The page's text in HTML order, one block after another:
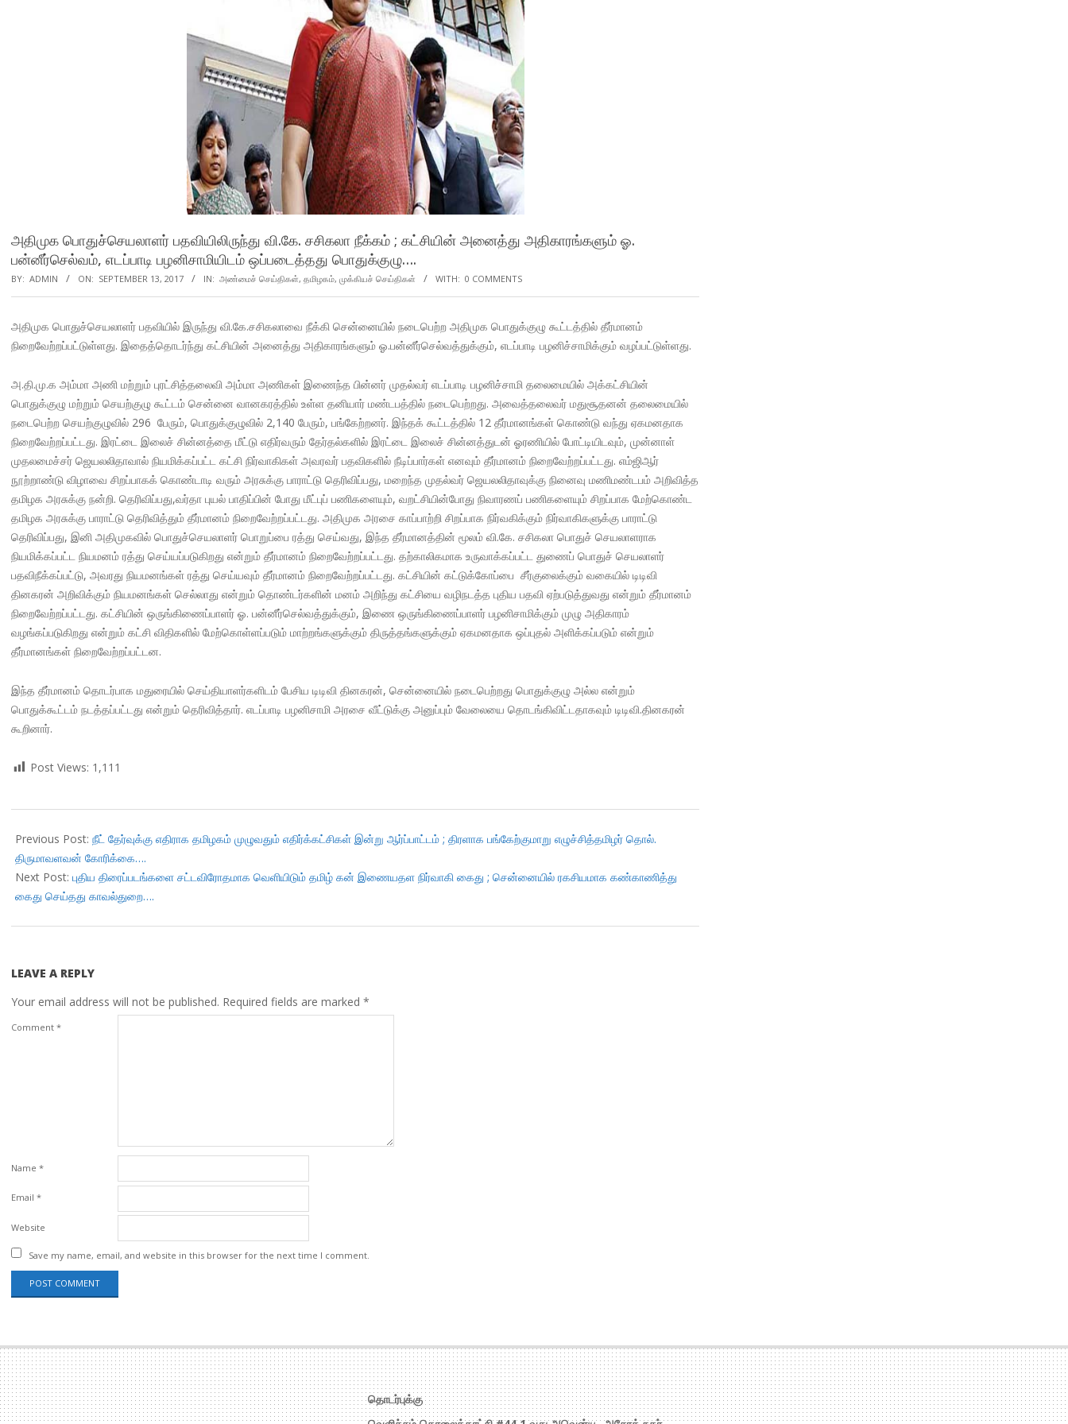
அதிமுக பொதுச்செயலாளர் பதவியிலிருந்து வி.கே. சசிகலா நீக்கம் ; கட்சியின் அனைத்து அதிகாரங்களும் ஓ.
பன்னீர்செல்வம், எடப்பாடி பழனிசாமியிடம் ஒப்படைத்தது பொதுக்குழு….
BY: ADMIN ON: SEPTEMBER 13, 2017 IN: அண்மைச் செய்திகள், தமிழகம், முக்கியச் செய்திகள் WITH: 0 COMMENTS
அதிமுக பொதுச்செயலாளர் பதவியில் இருந்து வி.கே.சசிகலாவை நீக்கி சென்னையில் நடைபெற்ற அதிமுக பொதுக்குழு கூட்டத்தில் தீர்மானம்
நிறைவேற்றப்பட்டுள்ளது. இதைத்தொடர்ந்து கட்சியின் அனைத்து அதிகாரங்களும் ஓ.பன்னீர்செல்வத்துக்கும், எடப்பாடி பழனிச்சாமிக்கும் வழப்பட்டுள்ளது.
அ.தி.மு.க அம்மா அணி மற்றும் புரட்சித்தலைவி அம்மா அணிகள் இணைந்த பின்னர் முதல்வர் எடப்பாடி பழனிச்சாமி தலைமையில் அக்கட்சியின்
பொதுக்குழு மற்றும் செயற்குழு கூட்டம் சென்னை வானகரத்தில் உள்ள தனியார் மண்டபத்தில் நடைபெற்றது. அவைத்தலைவர் மதுசூதனன் தலைமையில்
நடைபெற்ற செயற்குழுவில் 296 பேரும், பொதுக்குழுவில் 2,140 பேரும், பங்கேற்றனர். இந்தக் கூட்டத்தில் 12 தீர்மானங்கள் கொண்டு வந்து ஏகமனதாக
நிறைவேற்றப்பட்டது. இரட்டை இலைச் சின்னத்தை மீட்டு எதிர்வரும் தேர்தல்களில் இரட்டை இலைச் சின்னத்துடன் ஓரணியில் போட்டியிடவும், முன்னாள்
முதலமைச்சர் ஜெயலலிதாவால் நியமிக்கப்பட்ட கட்சி நிர்வாகிகள் அவரவர் பதவிகளில் நீடிப்பார்கள் எனவும் தீர்மானம் நிறைவேற்றப்பட்டது. எம்ஜிஆர்
நூற்றாண்டு விழாவை சிறப்பாகக் கொண்டாடி வரும் அரசுக்கு பாராட்டு தெரிவிப்பது, மறைந்த முதல்வர் ஜெயலலிதாவுக்கு நினைவு மணிமண்டபம் அறிவித்த
தமிழக அரசுக்கு நன்றி. தெரிவிப்பது,வர்தா புயல் பாதிப்பின் போது மீட்புப் பணிகளையும், வறட்சியின்போது நிவாரணப் பணிகளையும் சிறப்பாக மேற்கொண்ட
தமிழக அரசுக்கு பாராட்டு தெரிவித்தும் தீர்மானம் நிறைவேற்றப்பட்டது. அதிமுக அரசை காப்பாற்றி சிறப்பாக நிர்வகிக்கும் நிர்வாகிகளுக்கு பாராட்டு
தெரிவிப்பது, இனி அதிமுகவில் பொதுச்செயலாளர் பொறுப்பை ரத்து செய்வது, இந்த தீர்மானத்தின் மூலம் வி.கே. சசிகலா பொதுச் செயலாளராக
நியமிக்கப்பட்ட நியமனம் ரத்து செய்யப்படுகிறது என்றும் தீர்மானம் நிறைவேற்றப்பட்டது. தற்காலிகமாக உருவாக்கப்பட்ட துணைப் பொதுச் செயலாளர்
பதவிநீக்கப்பட்டு, அவரது நியமனங்கள் ரத்து செய்யவும் தீர்மானம் நிறைவேற்றப்பட்டது. கட்சியின் கட்டுக்கோப்பை சீர்குலைக்கும் வகையில் டிடிவி
தினகரன் அறிவிக்கும் நியமனங்கள் செல்லாது என்றும் தொண்டர்களின் மனம் அறிந்து கட்சியை வழிநடத்த புதிய பதவி ஏற்படுத்துவது என்றும் தீர்மானம்
நிறைவேற்றப்பட்டது. கட்சியின் ஒருங்கிணைப்பாளர் ஓ. பன்னீர்செல்வத்துக்கும், இணை ஒருங்கிணைப்பாளர் பழனிசாமிக்கும் முழு அதிகாரம்
வழங்கப்படுகிறது என்றும் கட்சி விதிகளில் மேற்கொள்ளப்படும் மாற்றங்களுக்கும் திருத்தங்களுக்கும் ஏகமனதாக ஒப்புதல் அளிக்கப்படும் என்றும்
தீர்மானங்கள் நிறைவேற்றப்பட்டன.
இந்த தீர்மானம் தொடர்பாக மதுரையில் செய்தியாளர்களிடம் பேசிய டிடிவி தினகரன், சென்னையில் நடைபெற்றது பொதுக்குழு அல்ல என்றும்
பொதுக்கூட்டம் நடத்தப்பட்டது என்றும் தெரிவித்தார். எடப்பாடி பழனிசாமி அரசை வீட்டுக்கு அனுப்பும் வேலையை தொடங்கிவிட்டதாகவும் டிடிவி.தினகரன்
கூறினார்.
Post Views: 1,111
09-
13
Previous Post: நீட் தேர்வுக்கு எதிராக தமிழகம் முழுவதும் எதிர்க்கட்சிகள் இன்று ஆர்ப்பாட்டம் ; திரளாக பங்கேற்குமாறு எழுச்சித்தமிழர் தொல்.
திருமாவளவன் கோரிக்கை….
Next Post: புதிய திரைப்படங்களை சட்டவிரோதமாக வெளியிடும் தமிழ் கன் இணையதள நிர்வாகி கைது ; சென்னையில் ரகசியமாக கண்காணித்து
கைது செய்தது காவல்துறை….
LEAVE A REPLY
Your email address will not be published. Required fields are marked *
Comment *
Name *
Email *
Website
Save my name, email, and website in this browser for the next time I comment.
தொடர்புக்கு